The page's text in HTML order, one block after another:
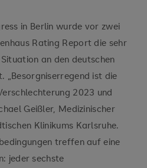
in Berlin wurde vor zwei
Rating Report die sehr
an den deutschen
„Besorgniserregend ist die
2023 und
Geißler, Medizinischer
Klinikums Karlsruhe.
treffen auf eine
jeder sechste